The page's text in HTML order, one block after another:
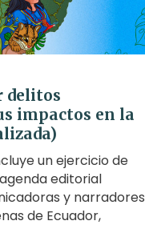
delitos
impactos en la
un ejercicio de
editorial
y narradores
de Ecuador,